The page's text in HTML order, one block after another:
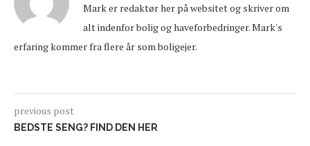
Mark er redaktør her på websitet og skriver om
alt indenfor bolig og haveforbedringer. Mark's
erfaring kommer fra flere år som boligejer.
previous post
BEDSTE SENG? FIND DEN HER